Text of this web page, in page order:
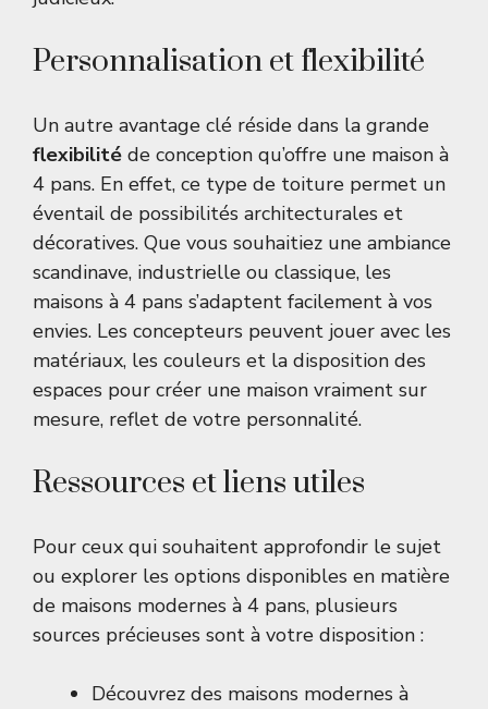
Personnalisation et flexibilité
Un autre avantage clé réside dans la grande
flexibilité de conception qu’offre une maison à
4 pans. En effet, ce type de toiture permet un
éventail de possibilités architecturales et
décoratives. Que vous souhaitiez une ambiance
scandinave, industrielle ou classique, les
maisons à 4 pans s’adaptent facilement à vos
envies. Les concepteurs peuvent jouer avec les
matériaux, les couleurs et la disposition des
espaces pour créer une maison vraiment sur
mesure, reflet de votre personnalité.
Ressources et liens utiles
Pour ceux qui souhaitent approfondir le sujet
ou explorer les options disponibles en matière
de maisons modernes à 4 pans, plusieurs
sources précieuses sont à votre disposition :
Découvrez des maisons modernes à